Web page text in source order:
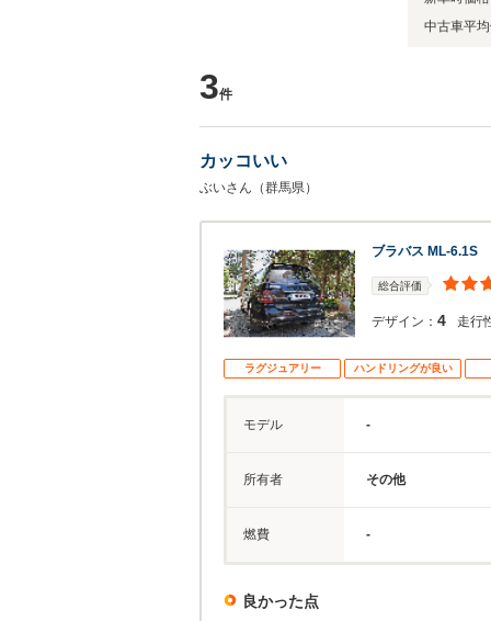
中古車平
3件
カッコいい
ぶいさん（群馬県）
ブラバス ML-6.1S
総合評価
デザイン： 4 走行
ラグジュアリー ハンドリングが良い
モデル -
所有者 その他
燃費 -
良かった点